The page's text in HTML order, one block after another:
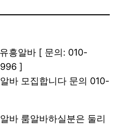
흥알바 [ 문의: 010-
]
바 모집합니다 문의 010-
바 룸알바하실분은 둘리